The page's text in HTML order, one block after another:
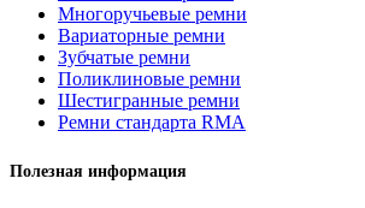
Многоручьевые ремни
Вариаторные ремни
Зубчатые ремни
Поликлиновые ремни
Шестигранные ремни
Ремни стандарта RMA
Полезная информация